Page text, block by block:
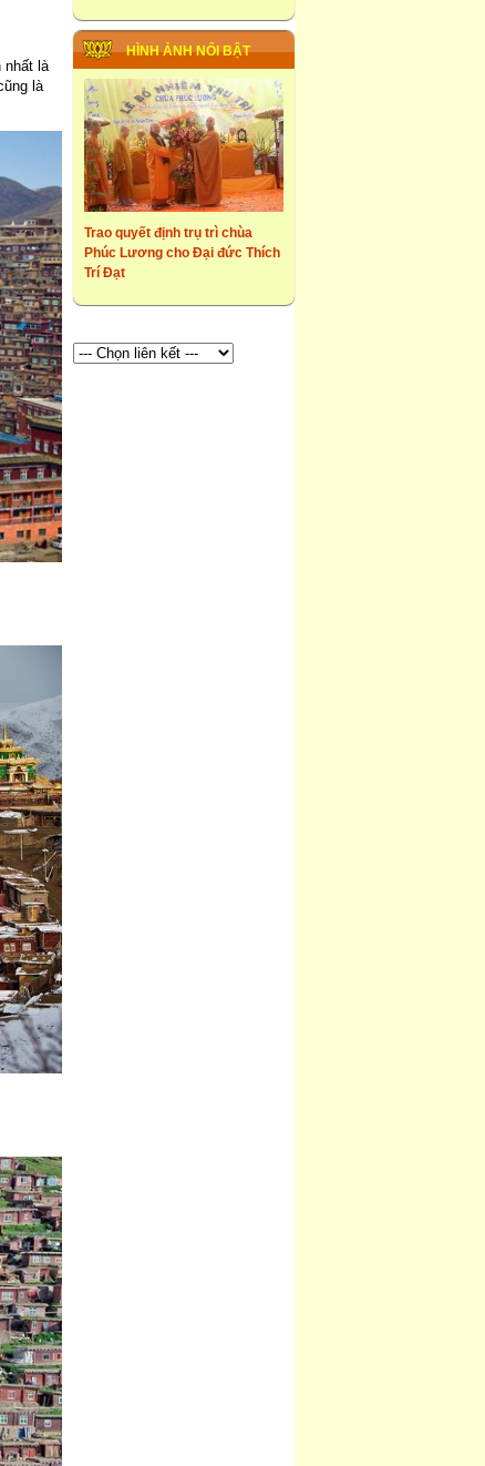
nhất là
là
HÌNH ẢNH NỔI BẬT
Trao quyết định trụ trì chùa
Phúc Lương cho Đại đức Thích
Trí Đạt